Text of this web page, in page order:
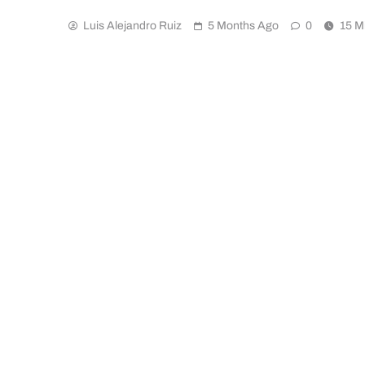
Luis Alejandro Ruiz 5 Months Ago 0 15